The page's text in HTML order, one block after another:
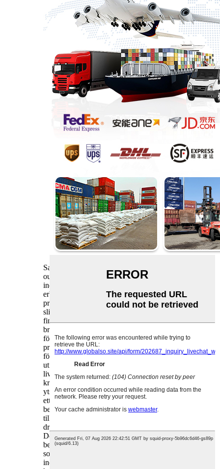
Sammanfattningsvis är turmalinpulver ett
oumbärligt funktionellt tillsatsmedel för
industriella beläggningsformuleringar och
erbjuder en omfattande uppsättning
prestandaförbättringar som höjer vidhäftning,
slitstyrka, vädertålighet, appliceringsflöde och
finishkvalitet. Dess unika mineralegenskaper och
breda kompatibilitet gör det till ett mångsidigt val
för beläggningstillverkare som strävar efter att
producera högpresterande, hållbara beläggningar
för industriella ytor, och som möter viktiga
utmaningar inom beläggningsprestanda och
livslängd. I takt med att industriella beläggningars
krav på starkare och mer motståndskraftigt
ytskydd fortsätter att öka, förblir turmalinpulver
ett toppklassigt tillsatsmedel som driver
beläggningskvalitet, säkerställer att belagda
tillgångar får överlägset skydd och bibehåller
driftseffektiviteten inom olika industrisektorer.
Den utbredda integrationen av turmalinpulver i
beläggningsproduktion understryker dess roll
som en banbrytande ingrediens för moderna
industriella beläggningslösningar och ger